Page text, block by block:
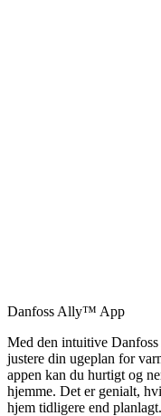
Danfoss Ally™ App
Med den intuitive
justere din ugeplan for
appen kan du hurtigt og
hjemme. Det er genialt,
hjem tidligere end planlagt.